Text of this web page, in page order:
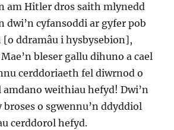
am Hitler dros saith mlynedd
dwi’n cyfansoddi ar gyfer pob
ddramâu i hysbysebion],
bleser gallu dihuno a cael
cerddoriaeth fel diwrnod o
amdano weithiau hefyd! Dwi’n
o sgwennu’n ddyddiol
cerddorol hefyd.